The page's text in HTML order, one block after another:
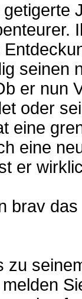
seinen
er nun
oder
eine
eine
er
brav
zu